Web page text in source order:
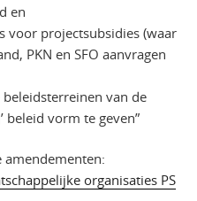
en
voor projectsubsidies (waar
PKN en SFO aanvragen
van de
beleid vorm te geven”
amendementen:
organisaties PS